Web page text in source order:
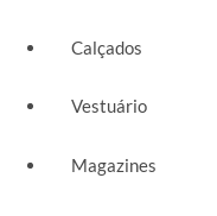
Calçados
Vestuário
Magazines